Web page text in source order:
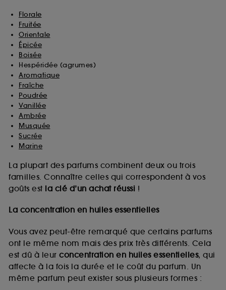
Florale
Fruitée
Orientale
Épicée
Boisée
Hespéridée (agrumes)
Aromatique
Fraîche
Poudrée
Vanillée
Ambrée
Musquée
Sucrée
Marine
La plupart des parfums combinent deux ou trois
familles. Connaître celles qui correspondent à vos
goûts est la clé d’un achat réussi !
La concentration en huiles essentielles
Vous avez peut-être remarqué que certains parfums
ont le même nom mais des prix très différents. Cela
est dû à leur concentration en huiles essentielles, qui
affecte à la fois la durée et le coût du parfum. Un
même parfum peut exister sous plusieurs formes :